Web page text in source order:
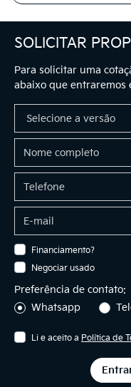
SOLICITAR
Para solicitar uma
abaixo que entraremos
Financiamento?
Negociar usado
Preferência de contato:
Whatsapp
Li e aceito a Política de